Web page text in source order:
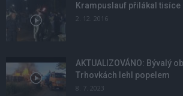
Krampuslauf přilákal
2. 12. 2016
AKTUALIZOVÁNO: Bývalý
Trhovkách lehl popelem
8. 7. 2023